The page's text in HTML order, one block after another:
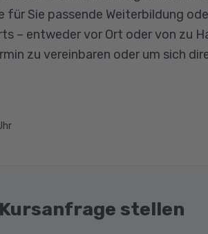
für Sie passende Weiterbildung
– entweder vor Ort oder von zu
zu vereinbaren oder um sich
stellen